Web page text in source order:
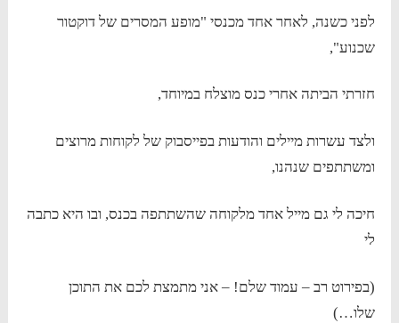
לפני כשנה, לאחר אחד מכנסי "מופע המסרים של דוקטור
שכנוע",
חזרתי הביתה אחרי כנס מוצלח במיוחד,
ולצד עשרות מיילים והודעות בפייסבוק של לקוחות מרוצים
ומשתתפים שנהנו,
חיכה לי גם מייל אחד מלקוחה שהשתתפה בכנס, ובו היא כתבה
לי
(בפירוט רב – עמוד שלם! – אני מתמצת לכם את התוכן
שלו…)